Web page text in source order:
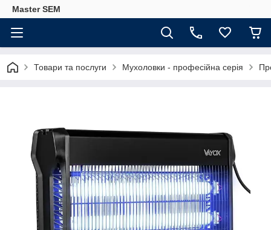
Master SEM
Товари та послуги Мухоловки - професійна серія